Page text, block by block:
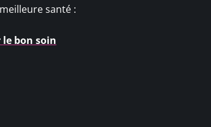
santé :
bon soin